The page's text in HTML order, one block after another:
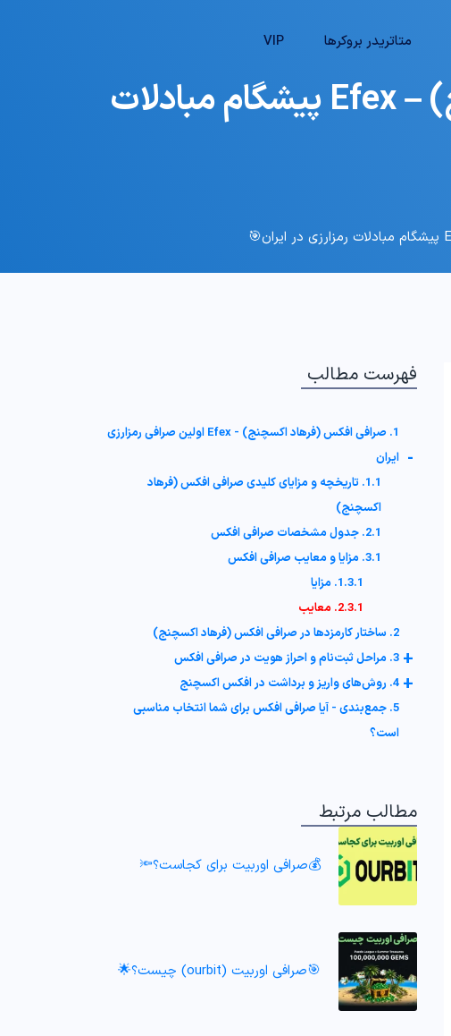
متاتریدر بروکرها VIP
🔍معرفی و بررسی صرافی افکس (فرهاد اکسچنج) – Efex پیشگام مبادلات
فهرست مطالب
1. صرافی افکس (فرهاد اکسچنج) - Efex اولین صرافی رمزارزی
ایران -
1.1. تاریخچه و مزایای کلیدی صرافی افکس (فرهاد
اکسچنج)
2.1. جدول مشخصات صرافی افکس
3.1. مزایا و معایب صرافی افکس
1.3.1. مزایا
2.3.1. معایب
2. ساختار کارمزدها در صرافی افکس (فرهاد اکسچنج)
3. مراحل ثبت‌نام و احراز هویت در صرافی افکس +
4. روش‌های واریز و برداشت در افکس اکسچنج +
5. جمع‌بندی - آیا صرافی افکس برای شما انتخاب مناسبی
است؟
مطالب مرتبط
💰صرافی اوربیت برای کجاست؟🔦
🎯صرافی اوربیت (ourbit) چیست؟🌟